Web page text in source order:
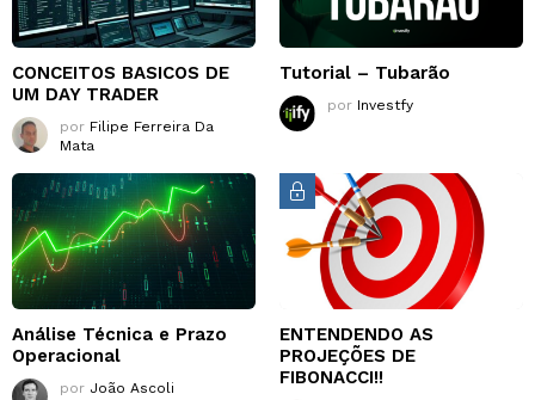
CONCEITOS BASICOS DE
UM DAY TRADER
por Filipe Ferreira Da
Mata
Tutorial – Tubarão
por Investfy
Análise Técnica e Prazo
Operacional
por João Ascoli
ENTENDENDO AS
PROJEÇÕES DE
FIBONACCI!!